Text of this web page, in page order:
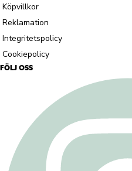
Köpvillkor
Reklamation
Integritetspolicy
Cookiepolicy
FÖLJ OSS